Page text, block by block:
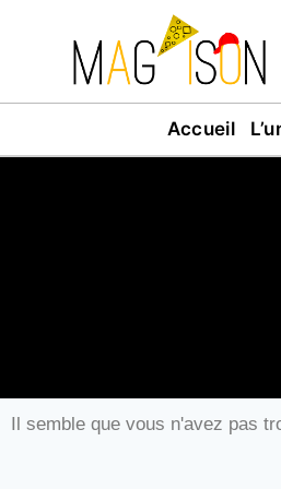
Accueil
Il semble que vous n'avez pas